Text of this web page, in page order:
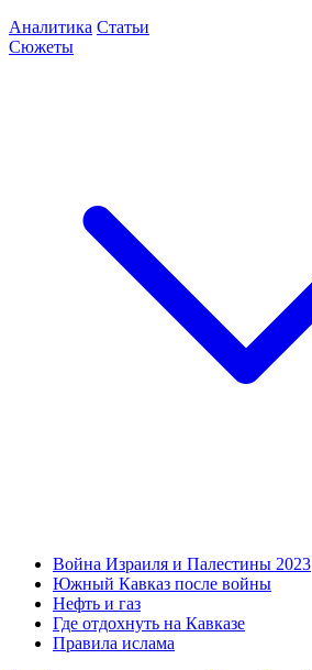
Аналитика Статьи
Сюжеты
Война Израиля и Палестины 2023
Южный Кавказ после войны
Нефть и газ
Где отдохнуть на Кавказе
Правила ислама